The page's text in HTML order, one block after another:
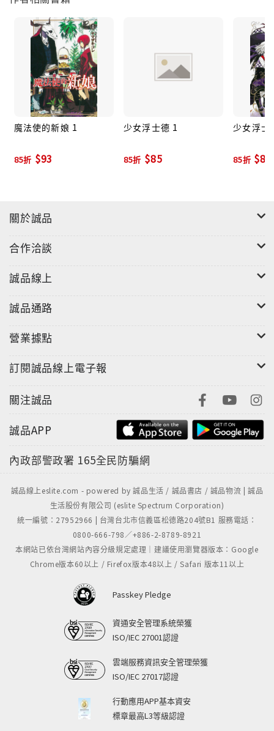
魔法使的新娘 1
85折 $93
少女浮士德 1
85折 $85
少女浮士
85折 $85
關於誠品
合作洽談
誠品線上
誠品通路
營業據點
訂閱誠品線上電子報
關注誠品
誠品APP
內政部警政署 165全民防騙網
誠品線上eslite.com - powered by 誠品生活 / 誠品書店 / 誠品物流 | 誠品
生活股份有限公司 (eslite Spectrum Corporation)
統一編號：27952966 | 台灣台北市信義區松德路204號B1 服務電話：
0800-666-798／+886-2-8789-8921
本網站已依台灣網站內容分級規定處理｜建議使用瀏覽器版本：Google
Chrome版本60以上 / Firefox版本48以上 / Safari 版本11以上
Passkey Pledge
資通安全管理系統榮獲
ISO/IEC 27001認證
雲端服務資訊安全管理榮獲
ISO/IEC 27017認證
行動應用APP基本資安
標章最高L3等級認證